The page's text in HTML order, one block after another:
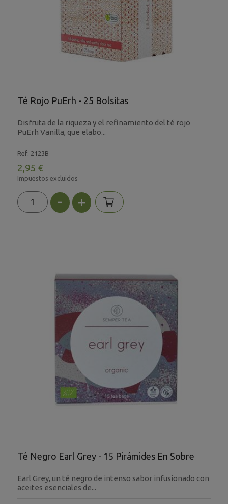
Té Rojo PuErh - 25 Bolsitas
Disfruta de la riqueza y el refinamiento del té rojo
PuErh Vanilla, que elabo...
Ref: 2123B
2,95 €
Impuestos excluidos
- +
Té Negro Earl Grey - 15 Pirámides En Sobre
Earl Grey, un té negro de intenso sabor infusionado con
aceites esenciales de...